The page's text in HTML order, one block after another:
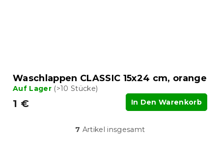
Waschlappen CLASSIC 15x24 cm, orange
Auf Lager (>10 Stücke)
1 € In Den Warenkorb
S
7 Artikel insgesamt